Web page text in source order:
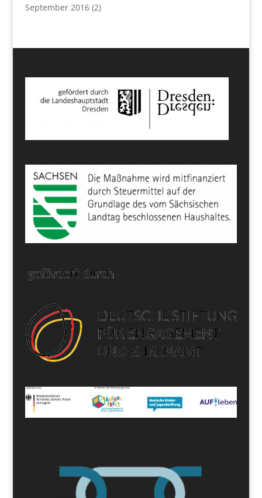
September 2016(2)